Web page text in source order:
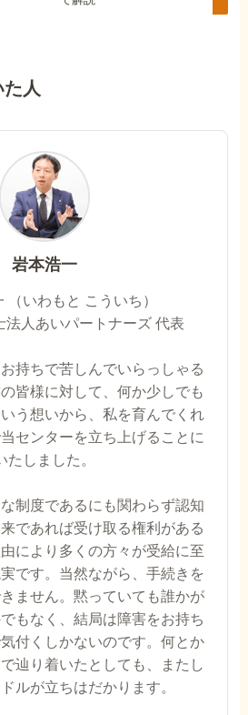
人
岩本浩一
いわもと こういち）
法人あいパートナーズ 代表
持ちで苦しんでいらっしゃる
皆様に対して、何か少しでも
う想いから、私を育んでくれ
センターを立ち上げることに
たしました。
制度であるにも関わらず認知
であれば受け取る権利がある
により多くの方々が受給に至
です。当然ながら、手続きを
ません。黙っていても誰かが
もなく、結局は障害をお持ち
付くしかないのです。何とか
辿り着いたとしても、またし
ルが立ちはだかります。